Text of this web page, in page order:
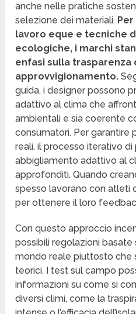
anche nelle pratiche
selezione dei materiali.
lavoro eque e tecniche
ecologiche, i marchi
enfasi sulla trasparenza
approvvigionamento.
guida, i designer possono
adattivo al clima che
ambientali e sia coerente
consumatori. Per garantire
reali, il processo iterativo
abbigliamento adattivo al
approfonditi. Quando
spesso lavorano con atleti
per ottenere il loro
Con questo approccio
possibili regolazioni
mondo reale piuttosto che
teorici. I test sul campo
informazioni su come si
diversi climi, come la